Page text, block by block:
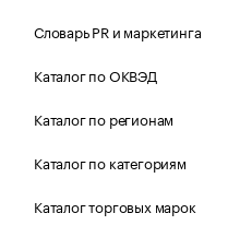
Словарь PR и маркетинга
Каталог по ОКВЭД
Каталог по регионам
Каталог по категориям
Каталог торговых марок